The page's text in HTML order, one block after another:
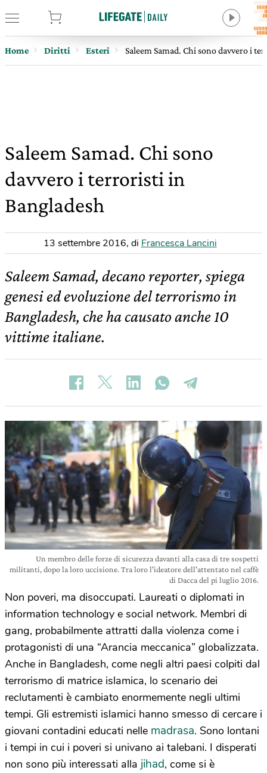
Home Diritti Esteri Saleem Samad. Chi sono davvero i
Saleem Samad. Chi sono
davvero i terroristi in
Bangladesh
13 settembre 2016, di Francesca Lancini
Saleem Samad, decano reporter, spiega
genesi ed evoluzione del terrorismo in
Bangladesh, che ha causato anche 10
vittime italiane.
Un membro delle forze di sicurezza davanti alla casa di tre sospetti
militanti, dopo la loro uccisione. Tra loro l'ideatore dell'attentato nel caffè
di Dacca del pi luglio 2016.
Non poveri, ma disoccupati. Laureati o diplomati in
information technology e social network. Membri di
gang, probabilmente attratti dalla violenza come i
protagonisti di una “Arancia meccanica” globalizzata.
Anche in Bangladesh, come negli altri paesi colpiti dal
terrorismo di matrice islamica, lo scenario dei
reclutamenti è cambiato enormemente negli ultimi
tempi. Gli estremisti islamici hanno smesso di cercare i
giovani contadini educati nelle madrasa. Sono lontani
i tempi in cui i poveri si univano ai talebani. I disperati
non sono più interessati alla jihad, come si è